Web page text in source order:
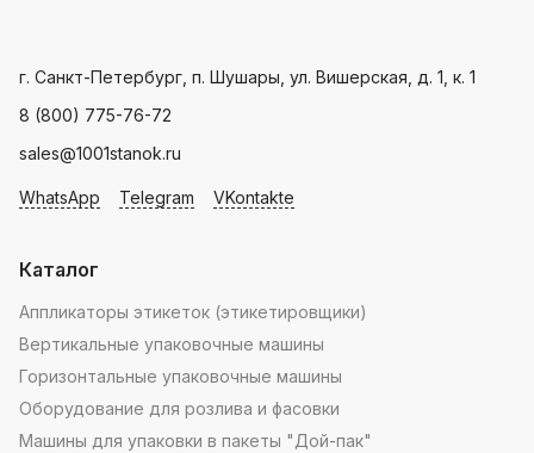
г. Санкт-Петербург, п. Шушары, ул. Вишерская, д. 1, к. 1
8 (800) 775-76-72
sales@1001stanok.ru
WhatsApp Telegram VKontakte
Каталог
Аппликаторы этикеток (этикетировщики)
Вертикальные упаковочные машины
Горизонтальные упаковочные машины
Оборудование для розлива и фасовки
Машины для упаковки в пакеты "Дой-пак"